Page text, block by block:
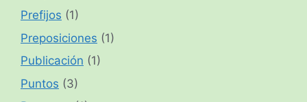
Prefijos (1)
Preposiciones (1)
Publicación (1)
Puntos (3)